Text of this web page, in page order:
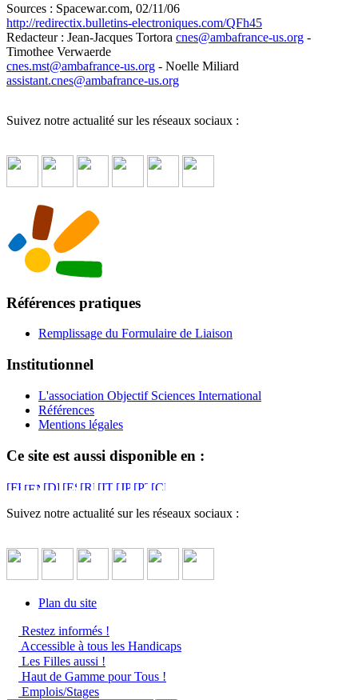
Sources : Spacewar.com, 02/11/06
http://redirectix.bulletins-electroniques.com/QFh45
Redacteur : Jean-Jacques Tortora cnes@ambafrance-us.org -
Timothee Verwaerde
cnes.mst@ambafrance-us.org - Noelle Miliard
assistant.cnes@ambafrance-us.org
Suivez notre actualité sur les réseaux sociaux :
Références pratiques
Remplissage du Formulaire de Liaison
Institutionnel
L'association Objectif Sciences International
Références
Mentions légales
Ce site est aussi disponible en :
Suivez notre actualité sur les réseaux sociaux :
Plan du site
Restez informés !
Accessible à tous les Handicaps
Les Filles aussi !
Haut de Gamme pour Tous !
Emplois/Stages